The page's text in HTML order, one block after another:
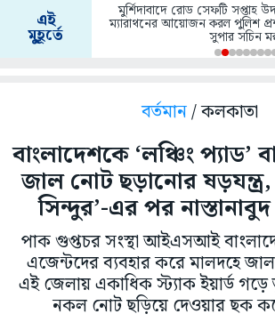
এই
মুহূর্তে
মুর্শিদাবাদে রোড সেফটি সপ্তাহ
ম্যারাথনের আয়োজন করল পুলিশ
সুপার সচিন
বর্তমান/ কলকাতা
বাংলাদেশকে ‘লঞ্চিং প্যাড’
জাল নোট ছড়ানোর
সিন্দুর’-এর পর
পাক গুপ্তচর সংস্থা আইএসআই
এজেন্টদের ব্যবহার করে মালদহে
এই জেলায় একাধিক স্ট্যাক ইয়ার্ড
নকল নোট ছড়িয়ে দেওয়ার ছক